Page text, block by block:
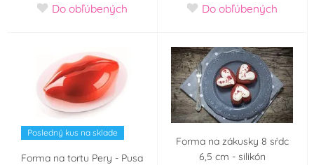
Do obľúbených Do obľúbených
Posledný kus na sklade
Forma na tortu Pery - Pusa
Forma na zákusky 8 sŕdc
6,5 cm - silikón